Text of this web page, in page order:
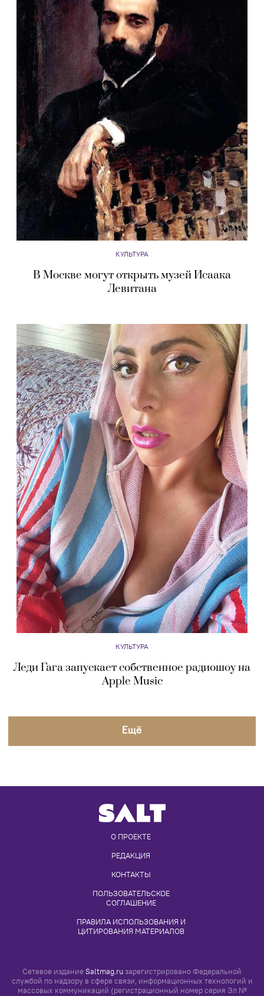
КУЛЬТУРА
В Москве могут открыть музей Исаака
Левитана
КУЛЬТУРА
Леди Гага запускает собственное радиошоу на
Apple Music
Eщё
О ПРОЕКТЕ
РЕДАКЦИЯ
КОНТАКТЫ
ПОЛЬЗОВАТЕЛЬСКОЕ
СОГЛАШЕНИЕ
ПРАВИЛА ИСПОЛЬЗОВАНИЯ И
ЦИТИРОВАНИЯ МАТЕРИАЛОВ
Сетевое издание Saltmag.ru зарегистрировано Федеральной
службой по надзору в сфере связи, информационных технологий и
массовых коммуникаций (регистрационный номер серия Эл №